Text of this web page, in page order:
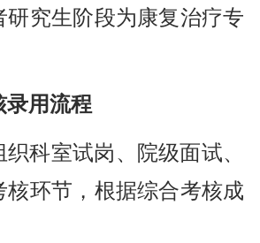
研究生阶段为康复治疗专
用流程
科室试岗、院级面试、
环节，根据综合考核成